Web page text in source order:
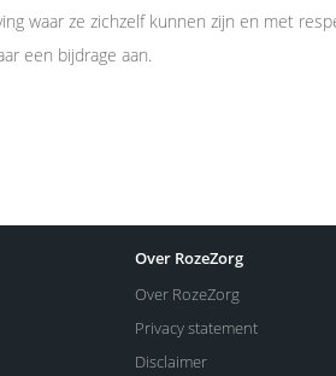
waar ze zichzelf kunnen zijn en met
een bijdrage aan.
Over RozeZorg
Over RozeZorg
Privacy statement
Disclaimer